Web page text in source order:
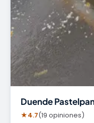
Duende
★4.7(19 opiniones)